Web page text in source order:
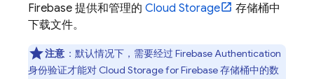
Firebase 提供和管理的 Cloud Storage
存储桶中
下载文件。
注意 ：默认情况下，需要经过 Firebase Authentication
身份验证才能对 Cloud Storage for Firebase存储桶中的数